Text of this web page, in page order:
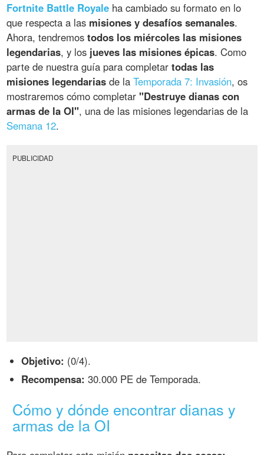
Fortnite Battle Royale ha cambiado su formato en lo
que respecta a las misiones y desafíos semanales.
Ahora, tendremostodos los miércoles las misiones
legendarias, y los jueves las misiones épicas. Como
parte de nuestra guía para completartodas las
misiones legendarias de laTemporada 7: Invasión, os
mostraremos cómo completar"Destruye dianas con
armas de la OI", una de las misiones legendarias de la
Semana 12.
PUBLICIDAD
Objetivo: (0/4).
Recompensa: 30.000 PE de Temporada.
Cómo y dónde encontrar dianas y
armas de la OI